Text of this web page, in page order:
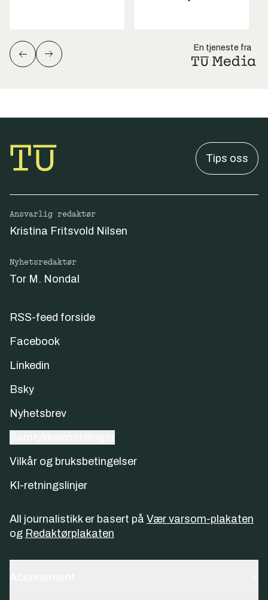
En tjeneste fra
Tips oss
Ansvarlig redaktør
Kristina Fritsvold Nilsen
Nyhetsredaktør
Tor M. Nondal
RSS-feed forside
Facebook
Linkedin
Bsky
Nyhetsbrev
Vilkår og bruksbetingelser
KI-retningslinjer
All journalistikk er basert på Vær varsom-plakaten
og Redaktørplakaten